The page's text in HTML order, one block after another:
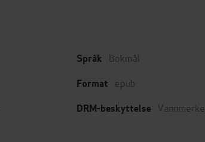
Språk Bokmål
Format epub
DRM-beskyttelse